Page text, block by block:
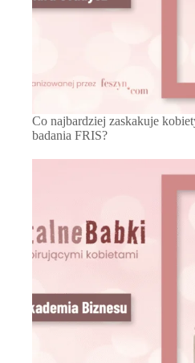
Co najbardziej zaskakuje
badania FRIS?